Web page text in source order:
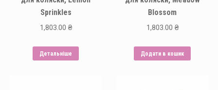
Sprinkles
1,803.00 ₴
Детальніше
Blossom
1,803.00 ₴
Додати в кошик